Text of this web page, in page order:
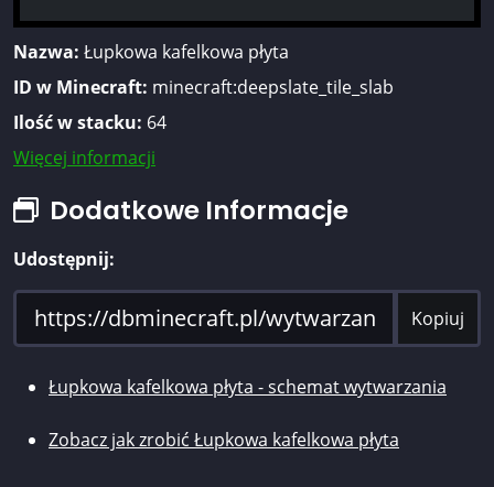
Nazwa: Łupkowa kafelkowa płyta
ID w Minecraft: minecraft:deepslate_tile_slab
Ilość w stacku: 64
Więcej informacji
Dodatkowe Informacje
Udostępnij:
Kopiuj
Łupkowa kafelkowa płyta - schemat wytwarzania
Zobacz jak zrobić Łupkowa kafelkowa płyta